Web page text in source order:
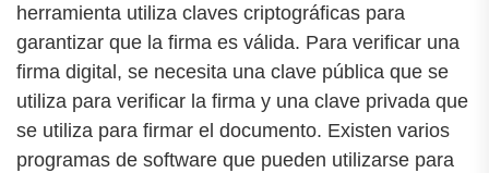
herramienta utiliza claves criptográficas para
garantizar que la firma es válida. Para verificar una
firma digital, se necesita una clave pública que se
utiliza para verificar la firma y una clave privada que
se utiliza para firmar el documento. Existen varios
programas de software que pueden utilizarse para